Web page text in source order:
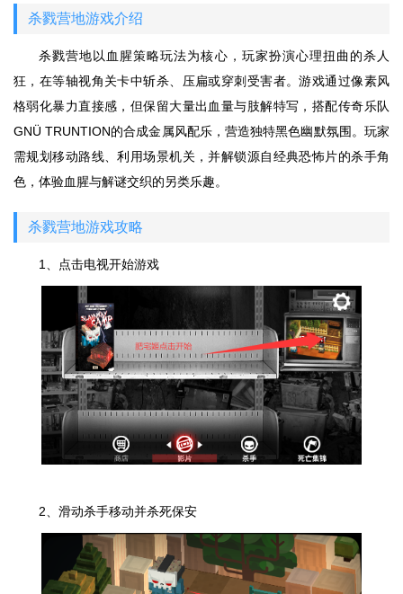
杀戮营地游戏介绍
杀戮营地以血腥策略玩法为核心，玩家扮演心理扭曲的杀人
狂，在等轴视角关卡中斩杀、压扁或穿刺受害者。游戏通过像素风
格弱化暴力直接感，但保留大量出血量与肢解特写，搭配传奇乐队
GNÜ TRUNTION的合成金属风配乐，营造独特黑色幽默氛围。玩家
需规划移动路线、利用场景机关，并解锁源自经典恐怖片的杀手角
色，体验血腥与解谜交织的另类乐趣。
杀戮营地游戏攻略
1、点击电视开始游戏
2、滑动杀手移动并杀死保安